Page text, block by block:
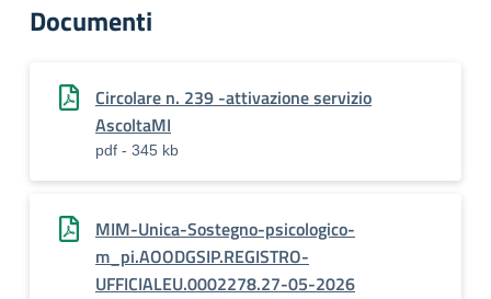
Documenti
Circolare n. 239 -attivazione servizio
AscoltaMI
pdf - 345 kb
MIM-Unica-Sostegno-psicologico-
m_pi.AOODGSIP.REGISTRO-
UFFICIALEU.0002278.27-05-2026